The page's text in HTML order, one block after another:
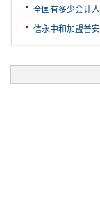
全国有多少会计
信永中和加盟普